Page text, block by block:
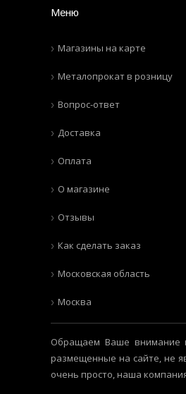
Меню
Магазины на карте
Металопрокат в розницу
Вопрос-ответ
Доставка
Оплата
О магазине
Отзывы
Как сделать заказ
Московская область
Москва
Обращаем Ваше внимание
размещенные на сайте, не
очень просто, наша